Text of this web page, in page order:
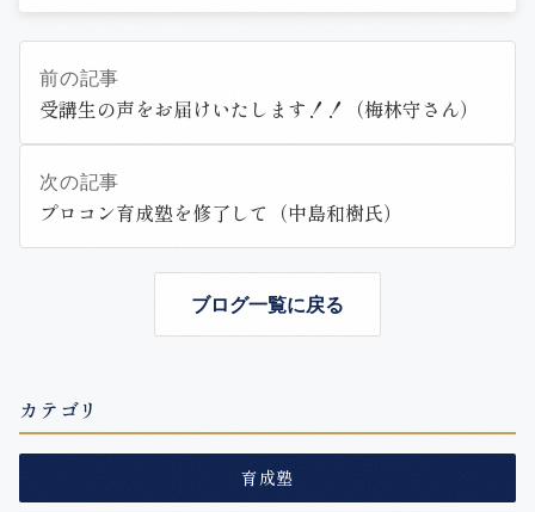
前の記事
受講生の声をお届けいたします！！（梅林守さん）
次の記事
プロコン育成塾を修了して（中島和樹氏）
ブログ一覧に戻る
カテゴリ
育成塾